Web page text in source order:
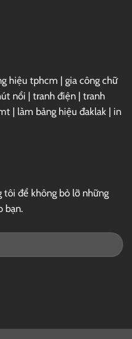
hiệu tphcm | gia công chữ
nổi | tranh điện | tranh
| làm bảng hiệu đaklak | in
để không bỏ lỡ những
bạn.